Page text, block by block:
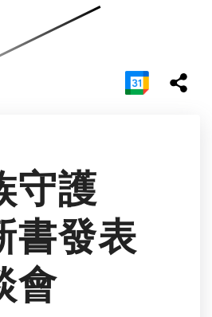
守護
書發表
會